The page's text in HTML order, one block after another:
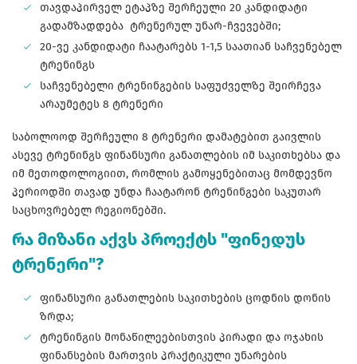
თავდაპირველ ეტაპზე შერჩეული 20 კანდიდატი
გადამზადდება ტრენერულ უნარ-ჩვევებში;
20-ვე კანდიდატი ჩაატარებს 1-1,5 საათიან საჩვენებელ
ტრენინგს
საჩვენებელი ტრენინგების საფუძველზე შეირჩევა
არაუმეტეს 8 ტრენერი
საბოლოოდ შერჩეული 8 ტრენერი დამატებით გაივლის
ასევე ტრენინგს ფინანსური განათლების იმ საკითხებსა და
იმ მეთოდოლოგიით, რომლის გამოყენებითაც მომდევნო
პერიოდში თავად უნდა ჩაატარონ ტრენინგები საკუთარ
საცხოვრებელ რეგიონებში.
რა მიზანი აქვს პროექტს "ფინედუს
ტრენერი"?
ფინანსური განათლების საკითხების ცოდნის დონის
ზრდა;
ტრენინგის მონაწილეებისთვის პირადი და ოჯახის
ფინანსების მართვის პრაქტიკული უნარების